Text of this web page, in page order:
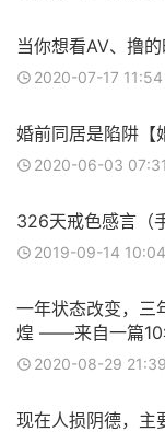
当你想看AV、撸
2020-07-17 11:54
婚前同居是陷阱【
2020-06-03 07:31
326天戒色感言（
2019-09-14 10:04
一年状态改变，三
煌 ——来自一篇10
2020-08-29 21:39
现在人损阴德，主